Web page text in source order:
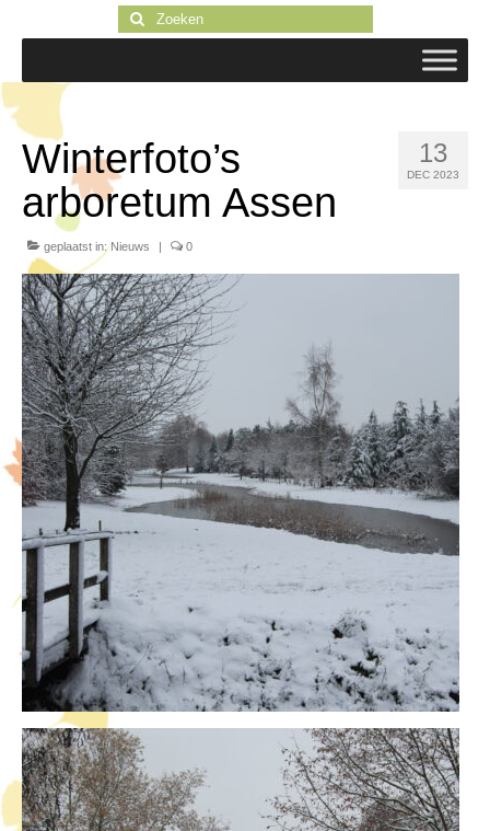
Zoeken
naar:
13
DEC 2023
Winterfoto’s
arboretum Assen
geplaatst in:Nieuws | 0